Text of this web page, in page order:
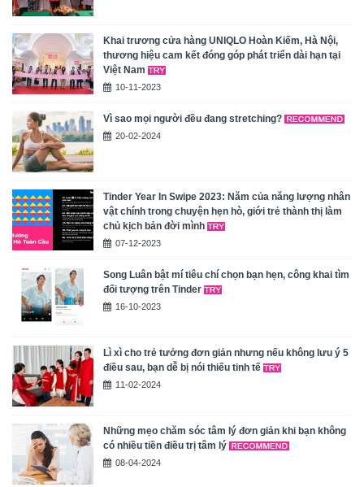
Khai trương cửa hàng UNIQLO Hoàn Kiếm, Hà Nội,
thương hiệu cam kết đóng góp phát triển dài hạn tại
Việt Nam
10-11-2023
Vì sao mọi người đều đang stretching?
20-02-2024
Tinder Year In Swipe 2023: Năm của năng lượng nhân
vật chính trong chuyện hẹn hò, giới trẻ thành thị làm
chủ kịch bản đời mình
07-12-2023
Song Luân bật mí tiêu chí chọn bạn hẹn, công khai tìm
đối tượng trên Tinder
16-10-2023
Lì xì cho trẻ tưởng đơn giản nhưng nếu không lưu ý 5
điều sau, bạn dễ bị nói thiếu tinh tế
11-02-2024
Những mẹo chăm sóc tâm lý đơn giản khi bạn không
có nhiều tiền điều trị tâm lý
08-04-2024